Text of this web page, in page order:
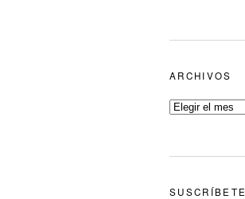
ARCHIVOS
SUSCRÍBETE